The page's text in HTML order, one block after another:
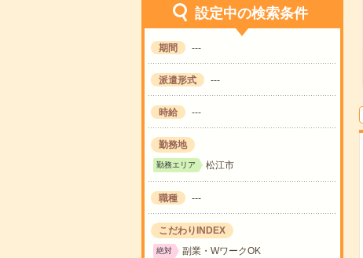
設定中の検索条件
期間 ---
派遣形式 ---
時給 ---
勤務地
勤務エリア 松江市
職種 ---
こだわりINDEX
絶対 副業・WワークOK